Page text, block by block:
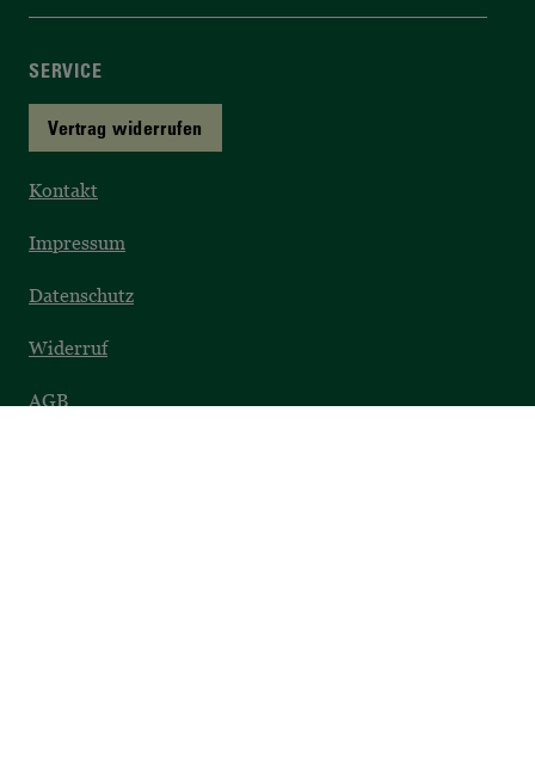
SERVICE
Vertrag widerrufen
Kontakt
Impressum
Datenschutz
Widerruf
AGB